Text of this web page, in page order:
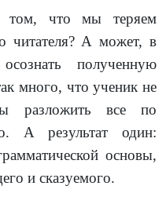
что мы теряем
читателя? А может, в
полученную
много, что ученик не
разложить все по
А результат один:
основы,
и сказуемого.